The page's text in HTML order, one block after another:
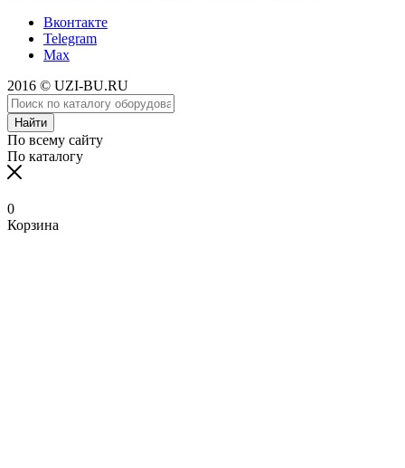
Вконтакте
Telegram
Max
2016 © UZI-BU.RU
Найти
По всему сайту
По каталогу
0
Корзина